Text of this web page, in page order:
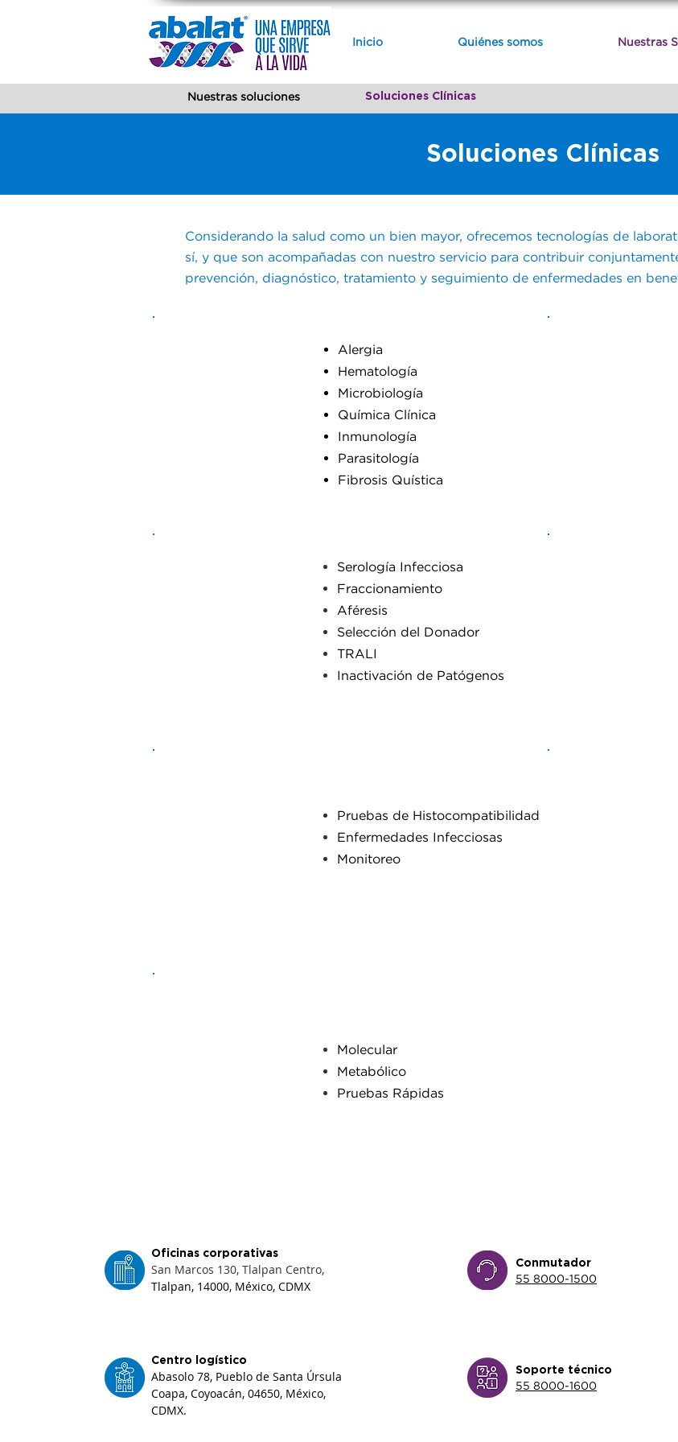
Inicio Quiénes somos Nuestras
Nuestras soluciones Soluciones Clínicas
Soluciones Clínicas
Considerando la salud como un bien mayor, ofrecemos tecnologías de
sí, y que son acompañadas con nuestro servicio para contribuir
prevención, diagnóstico, tratamiento y seguimiento de enfermedades en
Alergia
Hematología
Microbiología
Química Clínica
Inmunología
Parasitología
Fibrosis Quística
Serología Infecciosa
Fraccionamiento
Aféresis
Selección del Donador
TRALI
Inactivación de Patógenos
Pruebas de Histocompatibilidad
Enfermedades Infecciosas
Monitoreo
Molecular
Metabólico
Pruebas Rápidas
Oficinas corporativas
San Marcos 130, Tlalpan Centro,
Tlalpan, 14000, México, CDMX
Centro logístico
Abasolo 78, Pueblo de Santa Úrsula
Coapa, Coyoacán, 04650, México,
CDMX.
Conmutador
55 8000-1500
Soporte técnico
55 8000-1600